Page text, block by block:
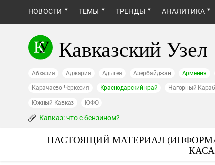
НОВОСТИ ТЕМЫ ТРЕНДЫ АНАЛИТИКА
Кавказский Узел
Абхазия Аджария Адыгея Азербайджан Армения
Карачаево-Черкесия Краснодарский край Нагорный
Южный Кавказ ЮФО
Кавказ: что с бензином?
НАСТОЯЩИЙ МАТЕРИАЛ